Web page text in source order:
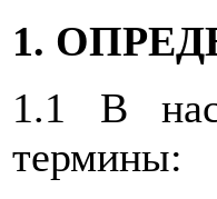
1.
1.1 В
термины: